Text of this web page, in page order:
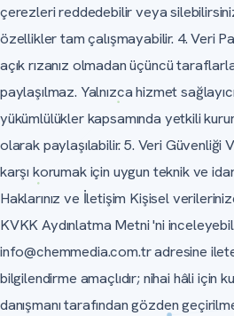
çerezleri reddedebilir veya
özellikler tam çalışmayabilir. 4. Veri
açık rızanız olmadan üçüncü
paylaşılmaz. Yalnızca hizmet
yükümlülükler kapsamında yetkili
olarak paylaşılabilir. 5. Veri Güvenliği
karşı korumak için uygun teknik ve
Haklarınız ve İletişim Kişisel
KVKK Aydınlatma Metni 'ni
info@chemmedia.com.tradresine
bilgilendirme amaçlıdır; nihai hâli için
danışmanı tarafından gözden